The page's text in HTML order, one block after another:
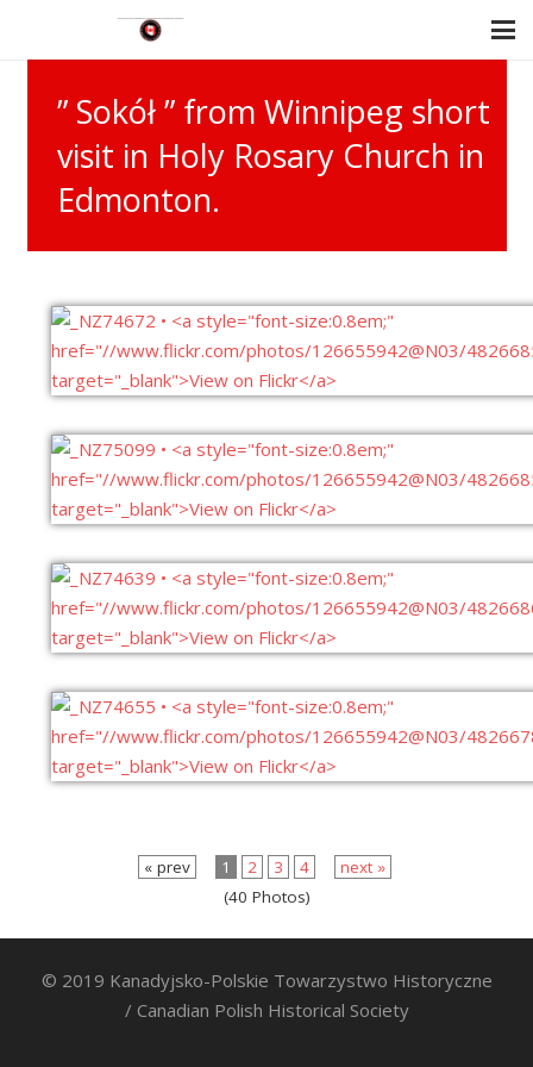
” Sokół ” from Winnipeg short
visit in Holy Rosary Church in
Edmonton.
« prev 1 2 3 4
next »
(40 Photos)
© 2019 Kanadyjsko-Polskie Towarzystwo Historyczne
/ Canadian Polish Historical Society